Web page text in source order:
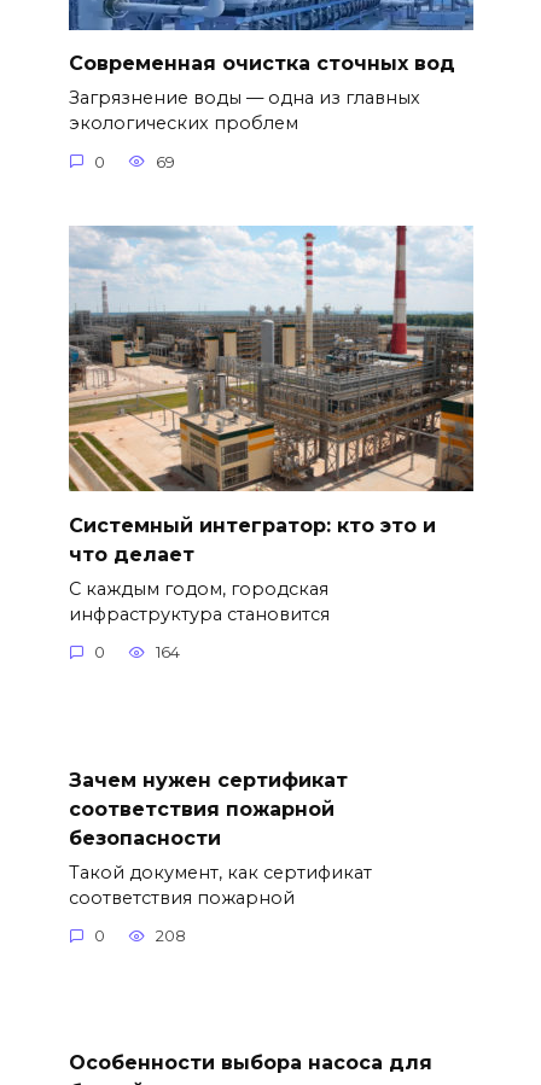
Современная очистка сточных вод
Загрязнение воды — одна из главных
экологических проблем
0 69
Системный интегратор: кто это и
что делает
С каждым годом, городская
инфраструктура становится
0 164
Зачем нужен сертификат
соответствия пожарной
безопасности
Такой документ, как сертификат
соответствия пожарной
0 208
Особенности выбора насоса для